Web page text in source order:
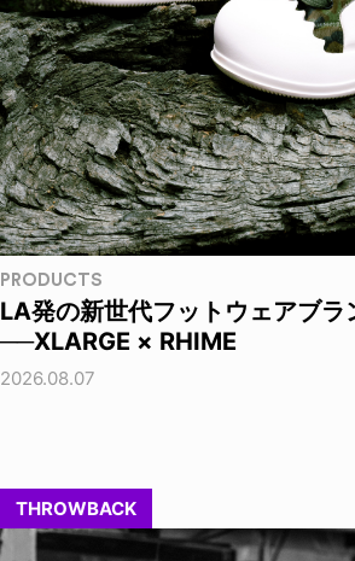
PRODUCTS
LA発の新世代フットウェアブラ
──XLARGE × RHIME
2026.08.07
THROWBACK